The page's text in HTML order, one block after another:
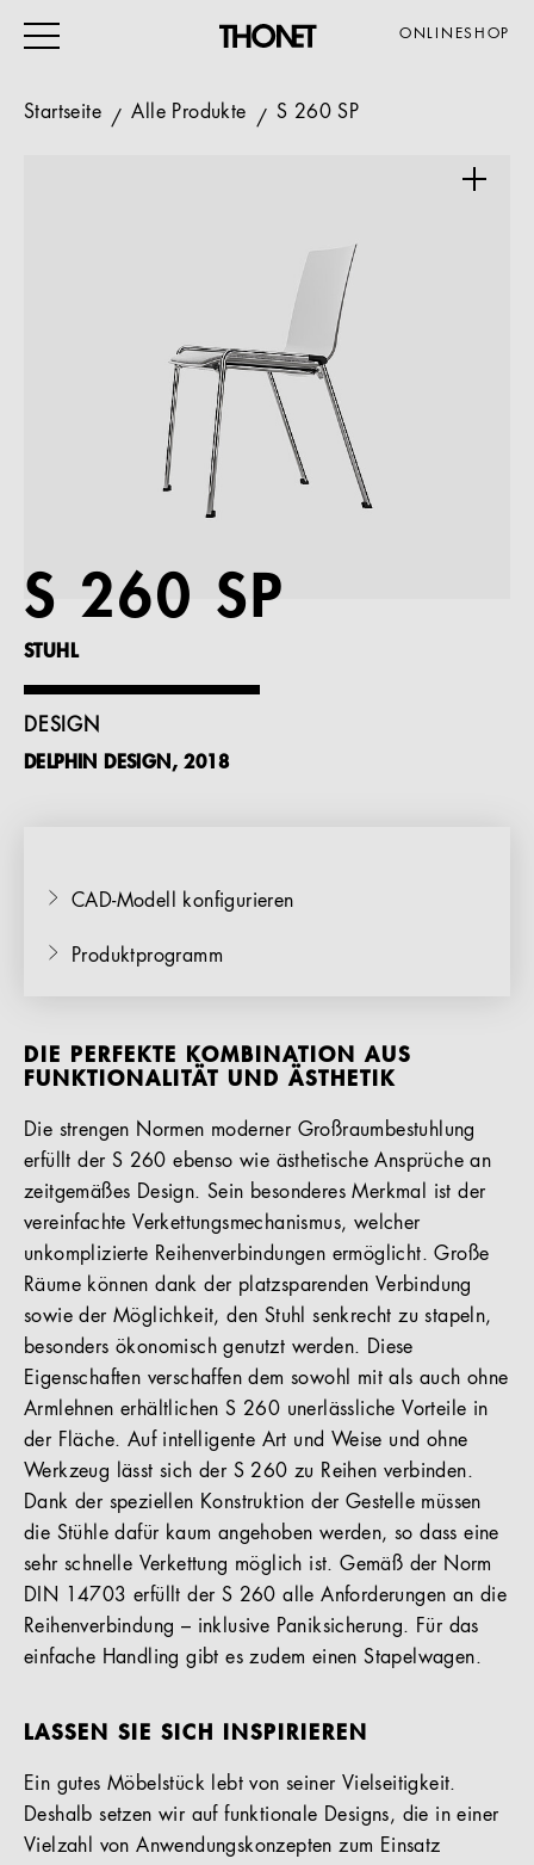
ONLINESHOP
ALLE PRODUKTE
Referenzen
DE
Startseite Alle Produkte S 260 SP
S 260 SP
STUHL
DESIGN
DELPHIN DESIGN, 2018
CAD-Modell konfigurieren
Produktprogramm
DIE PERFEKTE KOMBINATION AUS
FUNKTIONALITÄT UND ÄSTHETIK
Die strengen Normen moderner Großraumbestuhlung
erfüllt der S 260 ebenso wie ästhetische Ansprüche an
zeitgemäßes Design. Sein besonderes Merkmal ist der
vereinfachte Verkettungsmechanismus, welcher
unkomplizierte Reihenverbindungen ermöglicht. Große
Räume können dank der platzsparenden Verbindung
sowie der Möglichkeit, den Stuhl senkrecht zu stapeln,
besonders ökonomisch genutzt werden. Diese
Eigenschaften verschaffen dem sowohl mit als auch ohne
Armlehnen erhältlichen S 260 unerlässliche Vorteile in
der Fläche. Auf intelligente Art und Weise und ohne
Werkzeug lässt sich der S 260 zu Reihen verbinden.
Dank der speziellen Konstruktion der Gestelle müssen
die Stühle dafür kaum angehoben werden, so dass eine
sehr schnelle Verkettung möglich ist. Gemäß der Norm
DIN 14703 erfüllt der S 260 alle Anforderungen an die
Reihenverbindung – inklusive Paniksicherung. Für das
einfache Handling gibt es zudem einen Stapelwagen.
LASSEN SIE SICH INSPIRIEREN
Ein gutes Möbelstück lebt von seiner Vielseitigkeit.
Deshalb setzen wir auf funktionale Designs, die in einer
Vielzahl von Anwendungskonzepten zum Einsatz